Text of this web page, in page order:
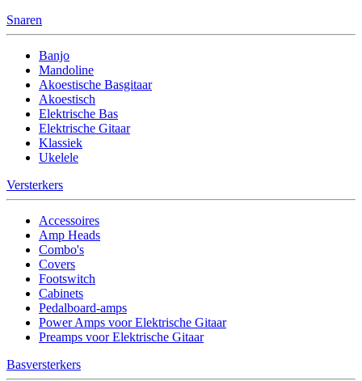
Snaren
Banjo
Mandoline
Akoestische Basgitaar
Akoestisch
Elektrische Bas
Elektrische Gitaar
Klassiek
Ukelele
Versterkers
Accessoires
Amp Heads
Combo's
Covers
Footswitch
Cabinets
Pedalboard-amps
Power Amps voor Elektrische Gitaar
Preamps voor Elektrische Gitaar
Basversterkers